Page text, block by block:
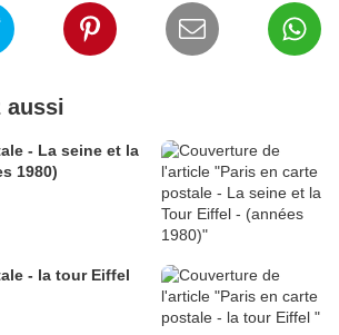
aussi
- La seine et la
1980)
- la tour Eiffel